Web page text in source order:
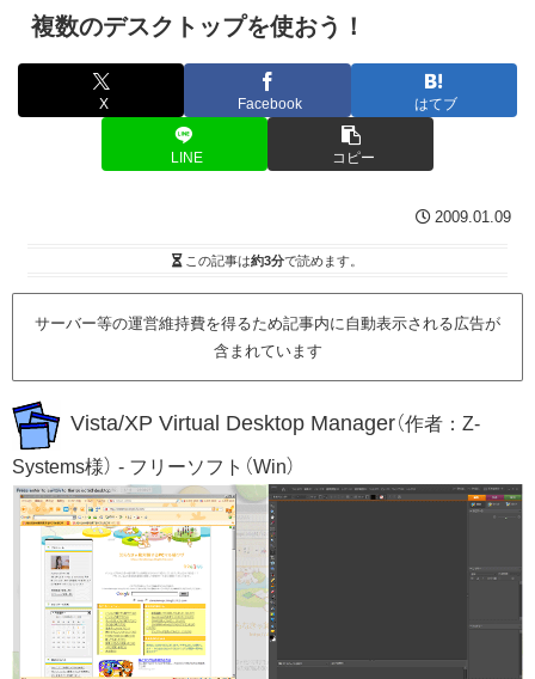
複数のデスクトップを使おう！
X Facebook はてブ
LINE コピー
2009.01.09
この記事は約3分で読めます。
サーバー等の運営維持費を得るため記事内に自動表示される広告が
含まれています
Vista/XP Virtual Desktop Manager（作者：Z-
Systems様） - フリーソフト（Win）